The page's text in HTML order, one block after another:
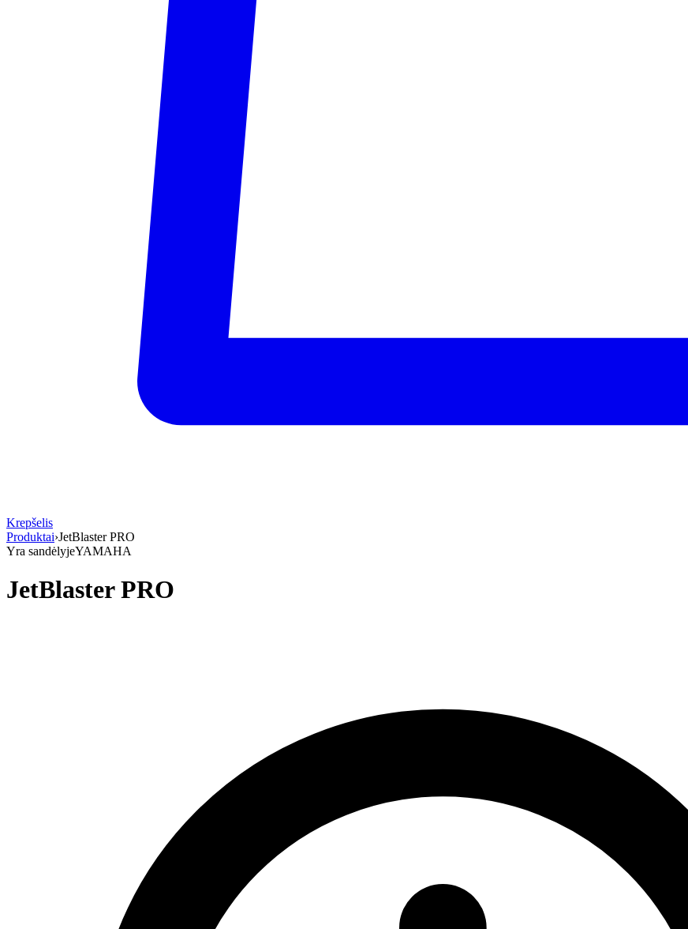
Krepšelis
Produktai›JetBlaster PRO
Yra sandėlyjeYAMAHA
JetBlaster PRO